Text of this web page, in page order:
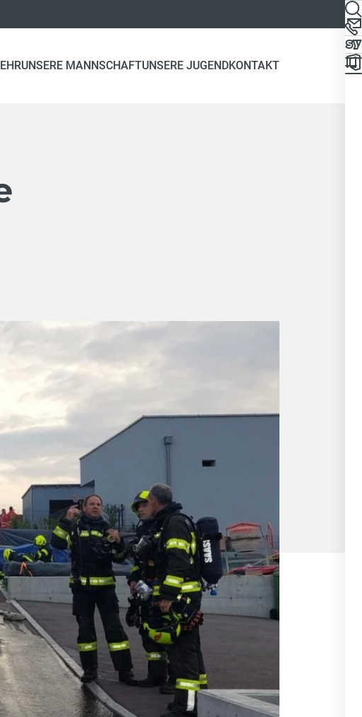
UNSERE MANNSCHAFTUNSERE JUGENDKONTAKT